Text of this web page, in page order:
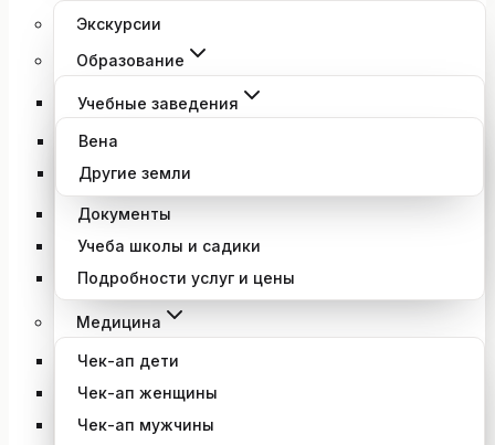
Экскурсии
Образование
Учебные заведения
Вена
Другие земли
Документы
Учеба школы и садики
Подробности услуг и цены
Медицина
Чек-ап дети
Чек-ап женщины
Чек-ап мужчины